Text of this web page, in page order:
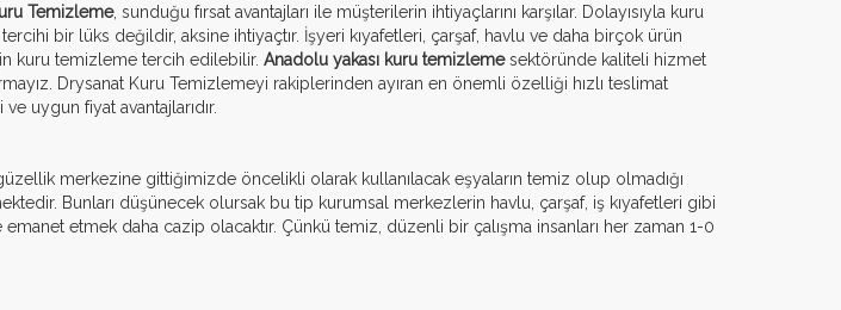
Temizleme, sunduğu fırsat avantajları ile müşterilerin ihtiyaçlarını karşılar. Dolayısıyla kuru
bir lüks değildir, aksine ihtiyaçtır. İşyeri kıyafetleri, çarşaf, havlu ve daha birçok ürün
kuru temizleme tercih edilebilir.Anadolu yakası kuru temizlemesektöründe kaliteli hizmet
Drysanat Kuru Temizlemeyi rakiplerinden ayıran en önemli özelliği hızlı teslimat
uygun fiyat avantajlarıdır.
merkezine gittiğimizde öncelikli olarak kullanılacak eşyaların temiz olup olmadığı
Bunları düşünecek olursak bu tip kurumsal merkezlerin havlu, çarşaf, iş kıyafetleri gibi
etmek daha cazip olacaktır. Çünkü temiz, düzenli bir çalışma insanları her zaman 1-0